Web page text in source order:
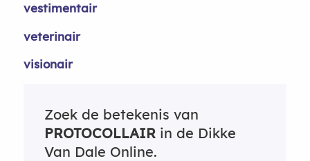
vestimentair
veterinair
visionair
Zoek de betekenis van
PROTOCOLLAIRin de Dikke
Van Dale Online.